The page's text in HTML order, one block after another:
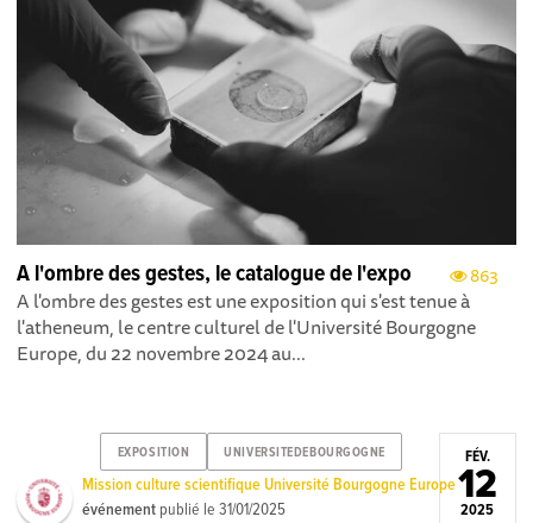
863
A l'ombre des gestes, le catalogue de l'expo
A l'ombre des gestes est une exposition qui s'est tenue à
l'atheneum , le centre culturel de l'Université Bourgogne
Europe, du 22 novembre 2024 au...
EXPOSITION UNIVERSITEDEBOURGOGNE
Mission culture scientifique Université Bourgogne Europe
événement publié le31/01/2025
FÉV.
12
2025